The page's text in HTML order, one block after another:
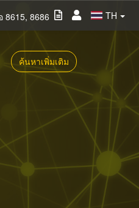
TH
8615, 8686
ค้นหาเพิ่มเติม